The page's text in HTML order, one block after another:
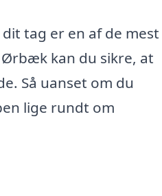
tag er en af de mest
kan du sikre, at
Så uanset om du
lige rundt om